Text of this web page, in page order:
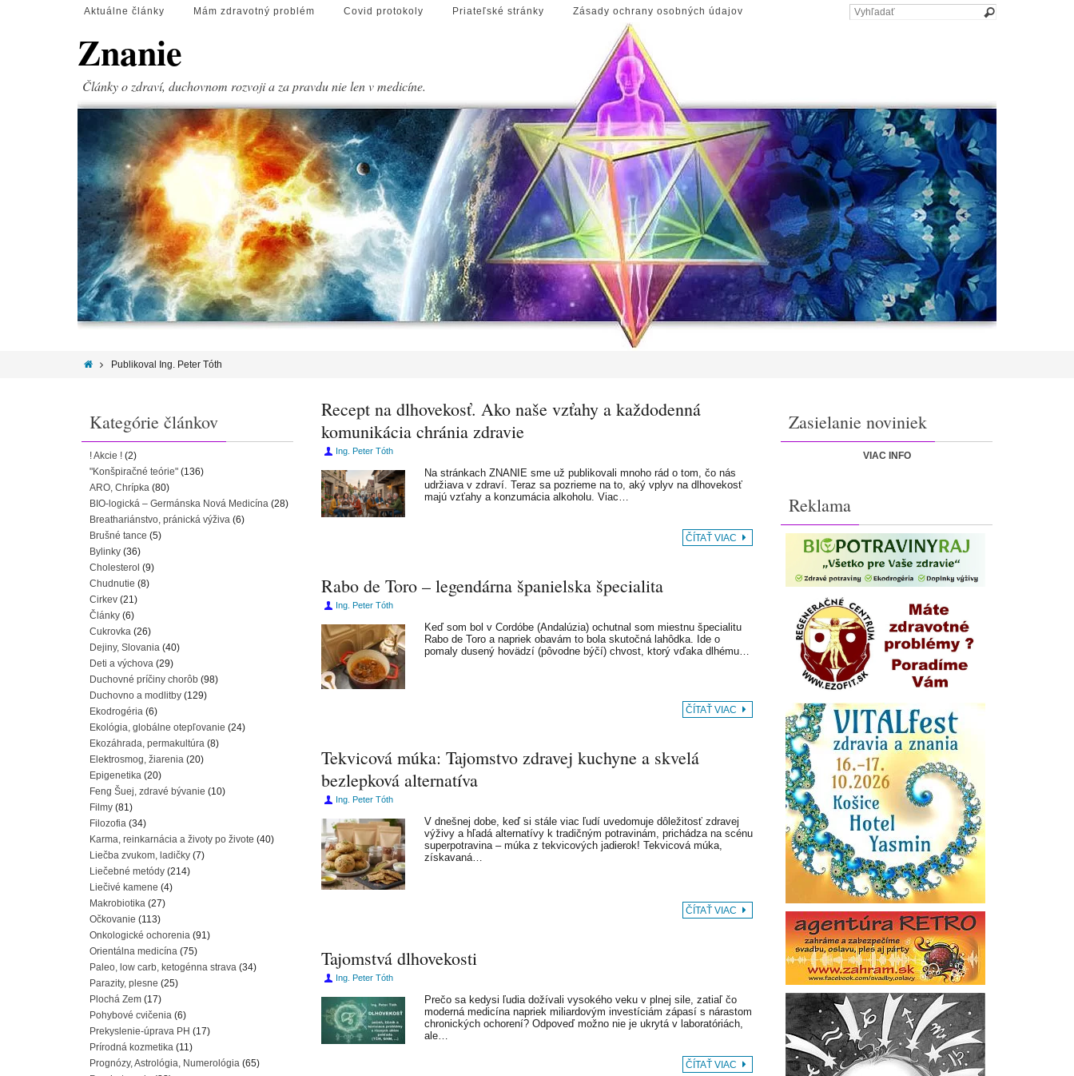
Aktuálne články Mám zdravotný problém Covid protokoly Priateľské stránky Zásady ochrany osobných údajov
Znanie
Články o zdraví, duchovnom rozvoji a za pravdu nie len v medicíne.
Publikoval Ing. Peter Tóth
Recept na dlhovekosť. Ako naše vzťahy a každodenná
komunikácia chránia zdravie
Ing. Peter Tóth
Na stránkach ZNANIE sme už publikovali mnoho rád o tom, čo nás
udržiava v zdraví. Teraz sa pozrieme na to, aký vplyv na dlhovekosť
majú vzťahy a konzumácia alkoholu. Viac…
ČÍTAŤ VIAC
Rabo de Toro – legendárna španielska špecialita
Ing. Peter Tóth
Keď som bol v Cordóbe (Andalúzia) ochutnal som miestnu špecialitu
Rabo de Toro a napriek obavám to bola skutočná lahôdka. Ide o
pomaly dusený hovädzí (pôvodne býčí) chvost, ktorý vďaka dlhému…
ČÍTAŤ VIAC
Tekvicová múka: Tajomstvo zdravej kuchyne a skvelá
bezlepková alternatíva
Ing. Peter Tóth
V dnešnej dobe, keď si stále viac ľudí uvedomuje dôležitosť zdravej
výživy a hľadá alternatívy k tradičným potravinám, prichádza na scénu
superpotravina – múka z tekvicových jadierok! Tekvicová múka,
získavaná…
ČÍTAŤ VIAC
Tajomstvá dlhovekosti
Ing. Peter Tóth
Prečo sa kedysi ľudia dožívali vysokého veku v plnej sile, zatiaľ čo
moderná medicína napriek miliardovým investíciám zápasí s nárastom
chronických ochorení? Odpoveď možno nie je ukrytá v laboratóriách,
ale…
ČÍTAŤ VIAC
Kategórie článkov
! Akcie ! (2)
"Konšpiračné teórie" (136)
ARO, Chrípka (80)
BIO-logická – Germánska Nová Medicína (28)
Breathariánstvo, pránická výživa (6)
Brušné tance (5)
Bylinky (36)
Cholesterol (9)
Chudnutie (8)
Cirkev (21)
Články (6)
Cukrovka (26)
Dejiny, Slovania (40)
Deti a výchova (29)
Duchovné príčiny chorôb (98)
Duchovno a modlitby (129)
Ekodrogéria (6)
Ekológia, globálne otepľovanie (24)
Ekozáhrada, permakultúra (8)
Elektrosmog, žiarenia (20)
Epigenetika (20)
Feng Šuej, zdravé bývanie (10)
Filmy (81)
Filozofia (34)
Karma, reinkarnácia a životy po živote (40)
Liečba zvukom, ladičky (7)
Liečebné metódy (214)
Liečivé kamene (4)
Makrobiotika (27)
Očkovanie (113)
Onkologické ochorenia (91)
Orientálna medicína (75)
Paleo, low carb, ketogénna strava (34)
Parazity, plesne (25)
Plochá Zem (17)
Pohybové cvičenia (6)
Prekyslenie-úprava PH (17)
Prírodná kozmetika (11)
Prognózy, Astrológia, Numerológia (65)
Zasielanie noviniek
VIAC INFO
Reklama